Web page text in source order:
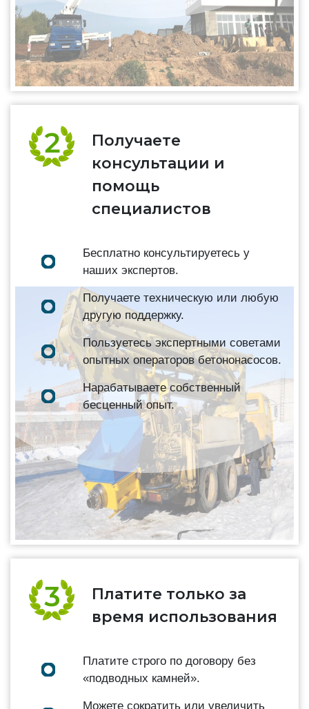
Получаете
консультации и
помощь
специалистов
Бесплатно консультируетесь у
наших экспертов.
Получаете техническую или любую
другую поддержку.
Пользуетесь экспертными советами
опытных операторов бетононасосов.
Нарабатываете собственный
бесценный опыт.
Платите только за
время использования
Платите строго по договору без
«подводных камней».
Можете сократить или увеличить